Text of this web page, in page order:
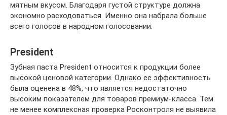
мятным вкусом. Благодаря густой структуре должна
экономно расходоваться. Именно она набрала больше
всего голосов в народном голосовании.
President
Зубная паста President относится к продукции более
высокой ценовой категории. Однако ее эффективность
была оценена в 48%, что является недостаточно
высоким показателем для товаров премиум-класса. Тем
не менее комплексная проверка Росконтроля не выявила